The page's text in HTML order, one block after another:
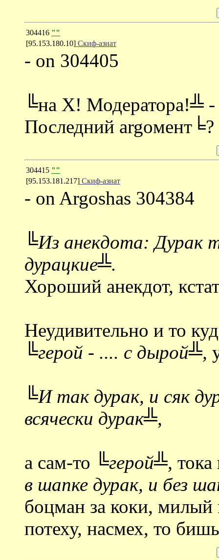
304416 ""
[95.153.180.10] Скиф-азиат
- on 304405
╚на Х! Модератора!╩ -
Последний argoмент╘?
304415 ""
[95.153.181.217] Скиф-азиат
- on Argoshas 304384
╚Из анекдота: Дурак
дурацкие╩.
Хороший анекдот,
Неудивительно и то
╚герой - .... с дырой╩,
╚И так дурак, и сяк
всячески дурак╩,
а сам-то ╚герой╩,
в шапке дурак, и без
боцман за коки, милый
потеху, насмех, то